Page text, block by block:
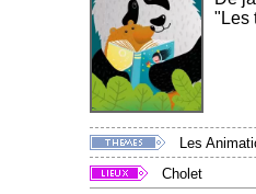
"Les
Les
Cholet